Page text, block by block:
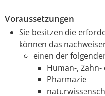
Voraussetzungen
Sie besitzen die
können das
einen der
Human-,
Pharmazie